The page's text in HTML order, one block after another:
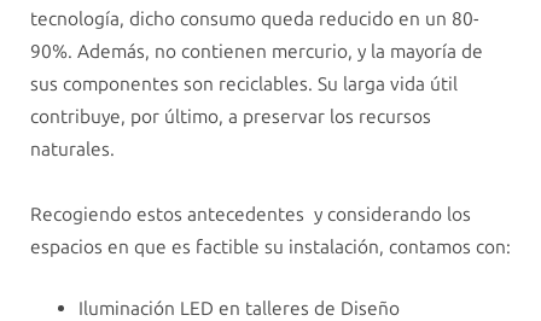
tecnología, dicho consumo queda reducido en un 80-
90%. Además, no contienen mercurio, y la mayoría de
sus componentes son reciclables. Su larga vida útil
contribuye, por último, a preservar los recursos
naturales.
Recogiendo estos antecedentes y considerando los
espacios en que es factible su instalación, contamos con:
Iluminación LED en talleres de Diseño